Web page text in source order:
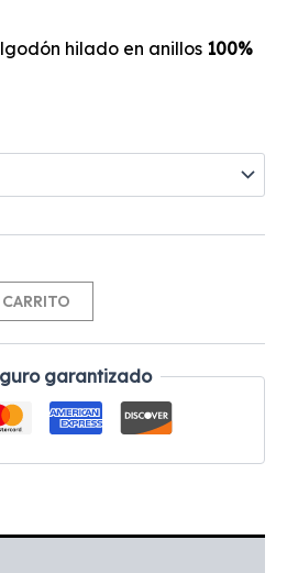
hilado en anillos 100%
garantizado